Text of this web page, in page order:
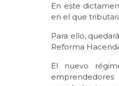
En este
en el que
Para ello,
Reforma
El nuevo